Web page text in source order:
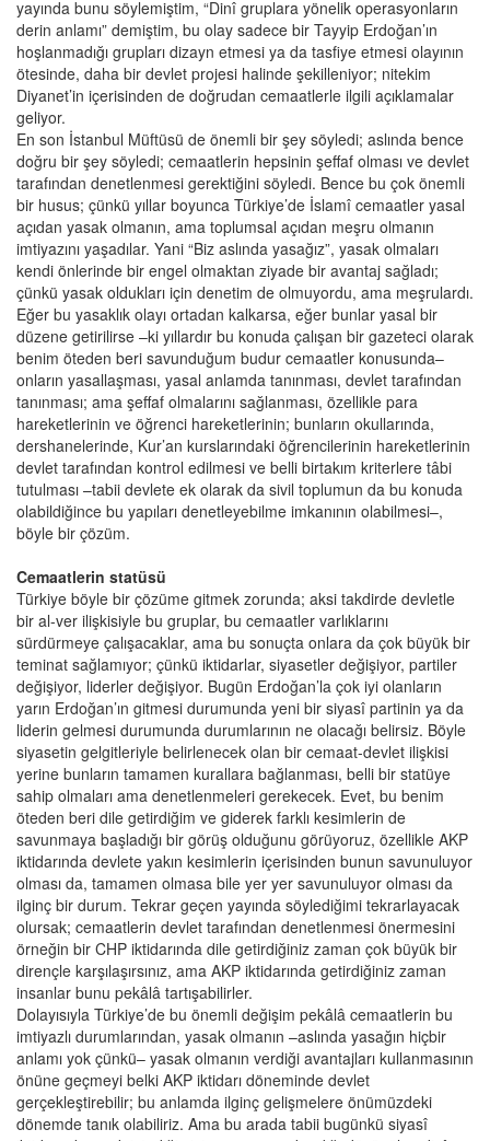
yayında bunu söylemiştim, “Dinî gruplara yönelik operasyonların
derin anlamı” demiştim, bu olay sadece bir Tayyip Erdoğan’ın
hoşlanmadığı grupları dizayn etmesi ya da tasfiye etmesi olayının
ötesinde, daha bir devlet projesi halinde şekilleniyor; nitekim
Diyanet’in içerisinden de doğrudan cemaatlerle ilgili açıklamalar
geliyor.
En son İstanbul Müftüsü de önemli bir şey söyledi; aslında bence
doğru bir şey söyledi; cemaatlerin hepsinin şeffaf olması ve devlet
tarafından denetlenmesi gerektiğini söyledi. Bence bu çok önemli
bir husus; çünkü yıllar boyunca Türkiye’de İslamî cemaatler yasal
açıdan yasak olmanın, ama toplumsal açıdan meşru olmanın
imtiyazını yaşadılar. Yani “Biz aslında yasağız”, yasak olmaları
kendi önlerinde bir engel olmaktan ziyade bir avantaj sağladı;
çünkü yasak oldukları için denetim de olmuyordu, ama meşrulardı.
Eğer bu yasaklık olayı ortadan kalkarsa, eğer bunlar yasal bir
düzene getirilirse –ki yıllardır bu konuda çalışan bir gazeteci olarak
benim öteden beri savunduğum budur cemaatler konusunda–
onların yasallaşması, yasal anlamda tanınması, devlet tarafından
tanınması; ama şeffaf olmalarını sağlanması, özellikle para
hareketlerinin ve öğrenci hareketlerinin; bunların okullarında,
dershanelerinde, Kur’an kurslarındaki öğrencilerinin hareketlerinin
devlet tarafından kontrol edilmesi ve belli birtakım kriterlere tâbi
tutulması –tabii devlete ek olarak da sivil toplumun da bu konuda
olabildiğince bu yapıları denetleyebilme imkanının olabilmesi–,
böyle bir çözüm.
Cemaatlerin statüsü
Türkiye böyle bir çözüme gitmek zorunda; aksi takdirde devletle
bir al-ver ilişkisiyle bu gruplar, bu cemaatler varlıklarını
sürdürmeye çalışacaklar, ama bu sonuçta onlara da çok büyük bir
teminat sağlamıyor; çünkü iktidarlar, siyasetler değişiyor, partiler
değişiyor, liderler değişiyor. Bugün Erdoğan’la çok iyi olanların
yarın Erdoğan’ın gitmesi durumunda yeni bir siyasî partinin ya da
liderin gelmesi durumunda durumlarının ne olacağı belirsiz. Böyle
siyasetin gelgitleriyle belirlenecek olan bir cemaat-devlet ilişkisi
yerine bunların tamamen kurallara bağlanması, belli bir statüye
sahip olmaları ama denetlenmeleri gerekecek. Evet, bu benim
öteden beri dile getirdiğim ve giderek farklı kesimlerin de
savunmaya başladığı bir görüş olduğunu görüyoruz, özellikle AKP
iktidarında devlete yakın kesimlerin içerisinden bunun savunuluyor
olması da, tamamen olmasa bile yer yer savunuluyor olması da
ilginç bir durum. Tekrar geçen yayında söylediğimi tekrarlayacak
olursak; cemaatlerin devlet tarafından denetlenmesi önermesini
örneğin bir CHP iktidarında dile getirdiğiniz zaman çok büyük bir
dirençle karşılaşırsınız, ama AKP iktidarında getirdiğiniz zaman
insanlar bunu pekâlâ tartışabilirler.
Dolayısıyla Türkiye’de bu önemli değişim pekâlâ cemaatlerin bu
imtiyazlı durumlarından, yasak olmanın –aslında yasağın hiçbir
anlamı yok çünkü– yasak olmanın verdiği avantajları kullanmasının
önüne geçmeyi belki AKP iktidarı döneminde devlet
gerçekleştirebilir; bu anlamda ilginç gelişmelere önümüzdeki
dönemde tanık olabiliriz. Ama bu arada tabii bugünkü siyasî